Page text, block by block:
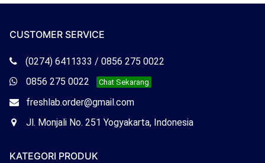
CUSTOMER SERVICE
Telepon
Freshlab
(0274) 6411333 / 0856 275 0022
Whatsapp
Freshlab
0856 275 0022 Chat Sekarang
Email
Freshlab
freshlab.order@gmail.com
OfficeJl. Monjali No. 251 Yogyakarta, Indonesia
KATEGORI PRODUK